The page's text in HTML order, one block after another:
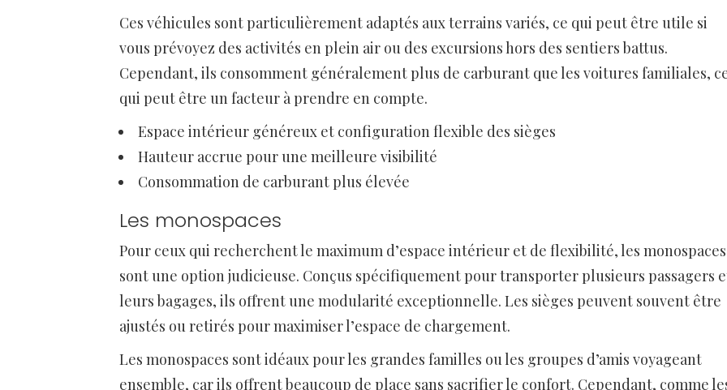
Ces véhicules sont particulièrement adaptés aux terrains variés, ce qui peut être utile si
vous prévoyez des activités en plein air ou des excursions hors des sentiers battus.
Cependant, ils consomment généralement plus de carburant que les voitures familiales,
qui peut être un facteur à prendre en compte.
Espace intérieur généreux et configuration flexible des sièges
Hauteur accrue pour une meilleure visibilité
Consommation de carburant plus élevée
Les monospaces
Pour ceux qui recherchent le maximum d’espace intérieur et de flexibilité, les monospaces
sont une option judicieuse. Conçus spécifiquement pour transporter plusieurs passagers
leurs bagages, ils offrent une modularité exceptionnelle. Les sièges peuvent souvent être
ajustés ou retirés pour maximiser l’espace de chargement.
Les monospaces sont idéaux pour les grandes familles ou les groupes d’amis voyageant
ensemble, car ils offrent beaucoup de place sans sacrifier le confort. Cependant, comme